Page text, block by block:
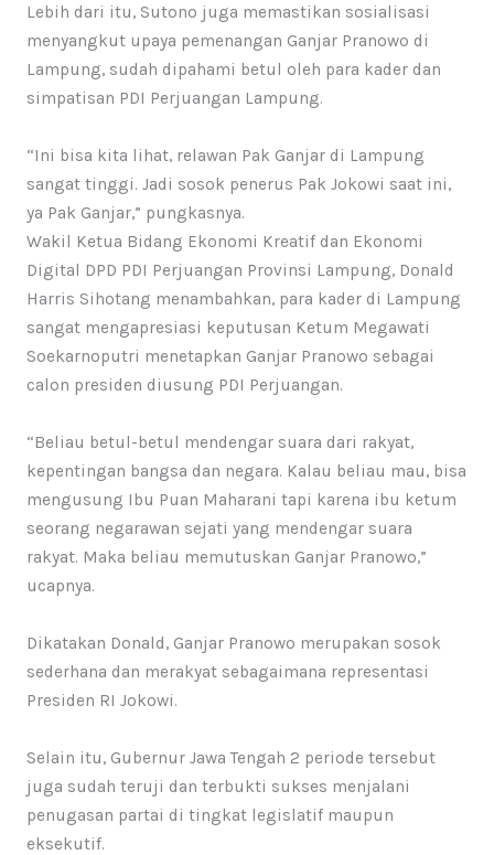
Lebih dari itu, Sutono juga memastikan sosialisasi
menyangkut upaya pemenangan Ganjar Pranowo di
Lampung, sudah dipahami betul oleh para kader dan
simpatisan PDI Perjuangan Lampung.
“Ini bisa kita lihat, relawan Pak Ganjar di Lampung
sangat tinggi. Jadi sosok penerus Pak Jokowi saat ini,
ya Pak Ganjar,” pungkasnya.
Wakil Ketua Bidang Ekonomi Kreatif dan Ekonomi
Digital DPD PDI Perjuangan Provinsi Lampung, Donald
Harris Sihotang menambahkan, para kader di Lampung
sangat mengapresiasi keputusan Ketum Megawati
Soekarnoputri menetapkan Ganjar Pranowo sebagai
calon presiden diusung PDI Perjuangan.
“Beliau betul-betul mendengar suara dari rakyat,
kepentingan bangsa dan negara. Kalau beliau mau, bisa
mengusung Ibu Puan Maharani tapi karena ibu ketum
seorang negarawan sejati yang mendengar suara
rakyat. Maka beliau memutuskan Ganjar Pranowo,”
ucapnya.
Dikatakan Donald, Ganjar Pranowo merupakan sosok
sederhana dan merakyat sebagaimana representasi
Presiden RI Jokowi.
Selain itu, Gubernur Jawa Tengah 2 periode tersebut
juga sudah teruji dan terbukti sukses menjalani
penugasan partai di tingkat legislatif maupun
eksekutif.